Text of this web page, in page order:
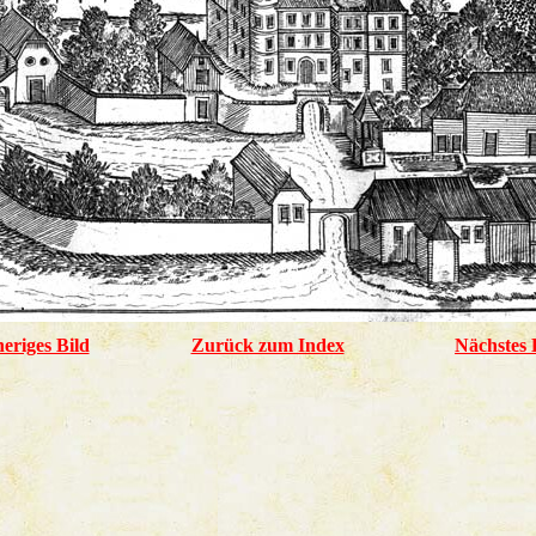
Bild Zurück zum Index Nächstes